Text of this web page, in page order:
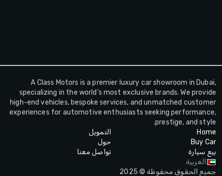
A Class Motors is a premier luxury car showroom in Dubai,
specializing in the world’s most exclusive brands. We provide
high-end vehicles, bespoke services, and unmatched customer
experiences for automotive enthusiasts seeking performance,
prestige, and style.
Home
Buy Car
بيع سيارة
التمويل
حول
تواصل معنا
العربية
جميع الحقوق محفوظة © 2025